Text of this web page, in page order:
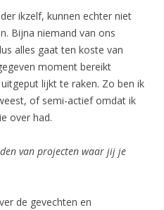
ikzelf, kunnen echter niet
Bijna niemand van ons
alles gaat ten koste van
moment bereikt
lijkt te raken. Zo ben ik
of semi-actief omdat ik
over had.
van projecten waar jij je
de gevechten en